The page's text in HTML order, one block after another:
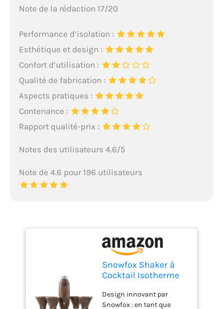
Note de la rédaction 17/20
Performance d’isolation :
Esthétique et design :
Confort d’utilisation :
Qualité de fabrication :
Aspects pratiques :
Contenance :
Rapport qualité-prix :
Notes des utilisateurs 4.6/5
Note de 4.6 pour 196 utilisateurs
Snowfox Shaker à
Cocktail Isotherme
de 650 ML et 4 Verres
à Martini,
Design innovant par
Snowfox : en tant que